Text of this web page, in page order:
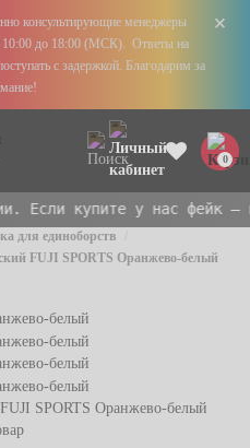
+
консультирующие менеджеры
до 18:00 (МСК). Ответы на
с задержкой. Благодарим за
0
Если купите у нас фейк —
для единоборств
FUJI SPORTS Оранжево-белый
SPORTS Оранжево-белый